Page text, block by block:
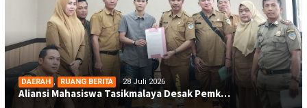
DAERAH , RUANG BERITA 28 Juli 2026
Aliansi Mahasiswa Tasikmalaya Desak Pemk…